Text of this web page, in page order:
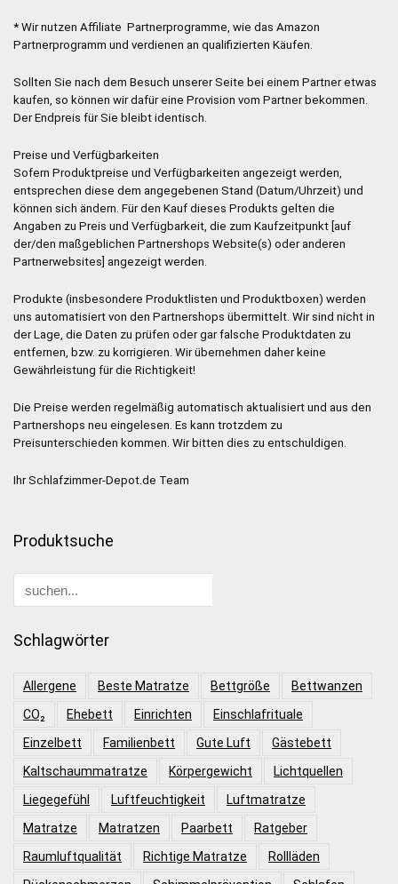
* Wir nutzen Affiliate Partnerprogramme, wie das Amazon
Partnerprogramm und verdienen an qualifizierten Käufen.
Sollten Sie nach dem Besuch unserer Seite bei einem Partner etwas
kaufen, so können wir dafür eine Provision vom Partner bekommen.
Der Endpreis für Sie bleibt identisch.
Preise und Verfügbarkeiten
Sofern Produktpreise und Verfügbarkeiten angezeigt werden,
entsprechen diese dem angegebenen Stand (Datum/Uhrzeit) und
können sich ändern. Für den Kauf dieses Produkts gelten die
Angaben zu Preis und Verfügbarkeit, die zum Kaufzeitpunkt [auf
der/den maßgeblichen Partnershops Website(s) oder anderen
Partnerwebsites] angezeigt werden.
Produkte (insbesondere Produktlisten und Produktboxen) werden
uns automatisiert von den Partnershops übermittelt. Wir sind nicht in
der Lage, die Daten zu prüfen oder gar falsche Produktdaten zu
entfernen, bzw. zu korrigieren. Wir übernehmen daher keine
Gewährleistung für die Richtigkeit!
Die Preise werden regelmäßig automatisch aktualisiert und aus den
Partnershops neu eingelesen. Es kann trotzdem zu
Preisunterschieden kommen. Wir bitten dies zu entschuldigen.
Ihr Schlafzimmer-Depot.de Team
Produktsuche
Schlagwörter
Allergene Beste Matratze Bettgröße
Bettwanzen
CO₂
Ehebett Einrichten
Einschlafrituale
Einzelbett
Familienbett Gute Luft
Gästebett
Kaltschaummatratze
Körpergewicht
Lichtquellen
Liegegefühl
Luftfeuchtigkeit
Luftmatratze
Matratze
Matratzen Paarbett
Ratgeber
Raumluftqualität
Richtige Matratze
Rollläden